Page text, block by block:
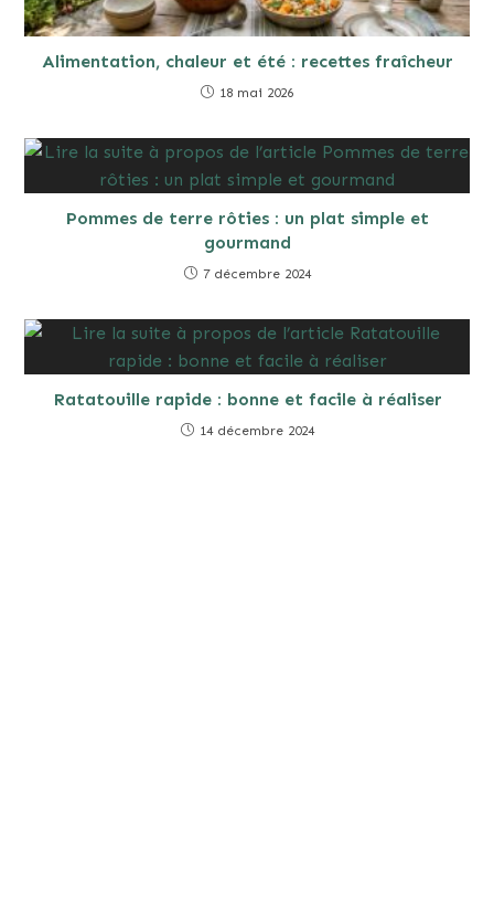
Alimentation, chaleur et été : recettes fraîcheur
18 mai 2026
Pommes de terre rôties : un plat simple et
gourmand
7 décembre 2024
Ratatouille rapide : bonne et facile à réaliser
14 décembre 2024